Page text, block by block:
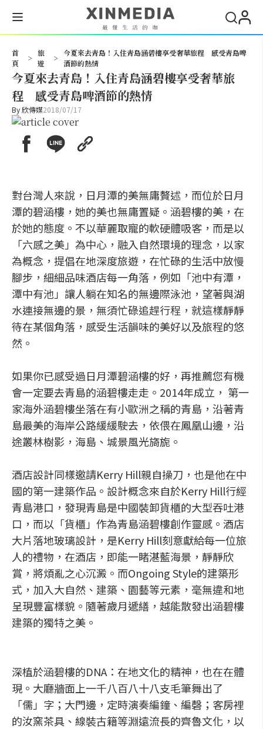
首
頁
>
旅
遊
>
今夏來去青島！入住青島涵碧樓享受奢華旅程 感受青島啤
酒節的熱情
今夏來去青島！入住青島涵碧樓享受奢華旅
程 感受青島啤酒節的熱情
By欣傳媒2018/07/17
對台灣人來說，日月潭的美無庸贅述，而位於日月
潭的碧涵樓，她的美也無庸置疑。涵碧樓的美，在
於她的態度。不以華麗取寵的軟硬體吸客，而是以
「六感之美」為中心，融入自然環境的理念，以家
為概念，提倡在地深度旅遊，在忙碌的生活中放慢
腳步，細細品味酒店每一角落，例如「池中有潭，
潭中有池」讓人躺在知名的無邊際泳池，望著與湖
水連接無邊的景，無須忙碌追趕行程，就這樣靜靜
待在某個角落，感受生活韻味的美好以及旅程的悠
然。
如果你已感受過日月潭碧涵樓的好，再推薦您有機
會一定要去青島的涵碧樓走走。2014年成立， 第一
家海外涵碧樓坐落在有小歐洲之稱的青島，沿著青
島最美的海岸公路緩緩駛去，依偎在鳳凰山邊，沿
途叢林樹影，海島、城景風光旖旎。
酒店設計同樣邀請Kerry Hill親自操刀，也是他在中
國的第一建築作品。設計概念來自於Kerry Hill行經
青島港口，發現青島是中國裝卸貨櫃的大型吞吐港
口，而以「貨櫃」作為青島涵碧樓創作靈感。酒店
大片落地玻璃設計，是Kerry Hill刻意獻給每一位旅
人的禮物，在酒店，即能一睹湛藍海景，靜靜欣
賞，將煩亂之心沉澱。而Ongoing Style的建築形
式，加入大自然、建築、園藝等元素，毫無違和地
呈現豐富樣貌。隨著歲月遞繕，越能散發出涵碧樓
建築的獨特之美。
深植於涵碧樓的DNA：在地文化的精神，也在在體
現。大廳牆面上一千八百八十八支毛筆舞出了
「儒」字；大門邊，定時演奏編鐘、編磬；客房裡
的汝窯茶具、線裝古籍等淵遠流長的齊魯文化，以